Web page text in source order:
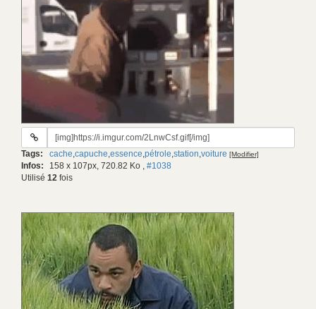
URL
gif:
Tags: cache,capuche,essence,pétrole,station,voiture [Modifier]
Infos: 158 x 107px, 720.82 Ko , #1038
Utilisé 12 fois